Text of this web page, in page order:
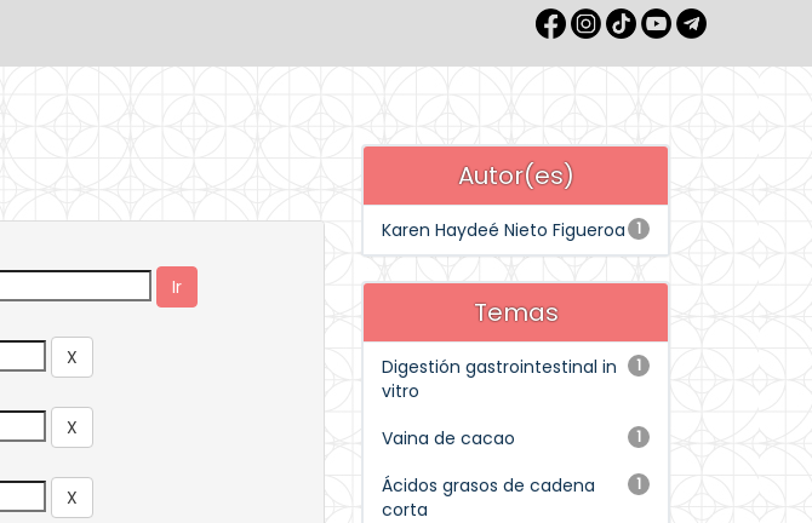
Autor(es)
1
Karen Haydeé Nieto Figueroa
Temas
1
Digestión gastrointestinal in
vitro
1
Vaina de cacao
1
Ácidos grasos de cadena
corta